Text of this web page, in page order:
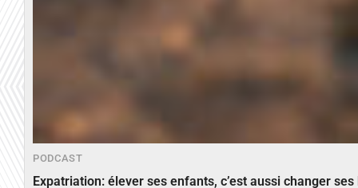
PODCAST
Expatriation: élever ses enfants, c’est aussi changer